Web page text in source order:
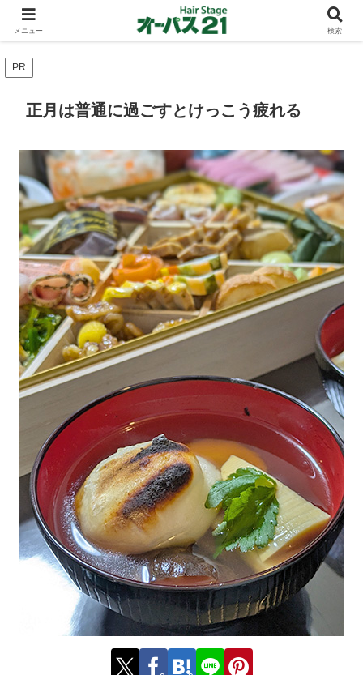
ショートカットとボブスタイルのお客様が多い東大阪のヘアーサロン 店長の与
太話
PR
正月は普通に過ごすとけっこう疲れる
メニュー 検索